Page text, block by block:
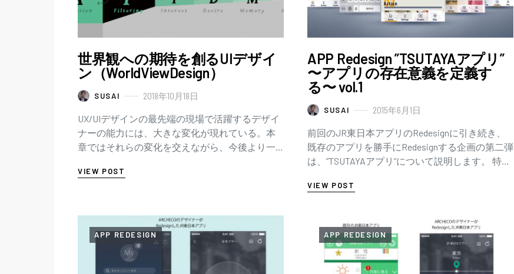
世界観への期待を創るUIデザイ
ン（WorldViewDesign）
SUSAI 2018年10月18日
UX/UIデザインの最先端の現場で活躍するデザイ
ナーの能力には、大きな変化が現れている。本
章ではそれらの変化を交えながら、今後より一
する。その能力とは、タイ…
VIEW POST
APP Redesign ”TSUTAYAアプリ”
〜アプリの存在意義を定義す
る〜 vol.1
SUSAI 2015年6月1日
前回のJR東日本アプリのRedesignに引き続き、
既存のアプリを勝手にRedesignする企画の第二弾
は、”TSUTAYAアプリ”について説明します。 特に
VIEW POST
APP REDESIGN APP REDESIGN